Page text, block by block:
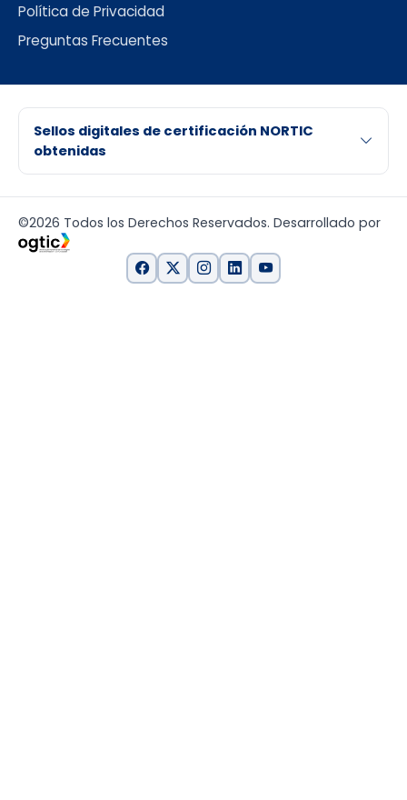
Política de Privacidad
Preguntas Frecuentes
Sellos digitales de certificación NORTIC
obtenidas
©2026 Todos los Derechos Reservados. Desarrollado por